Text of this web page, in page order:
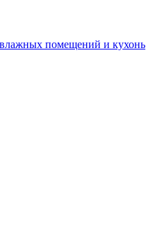
помещений и кухонь